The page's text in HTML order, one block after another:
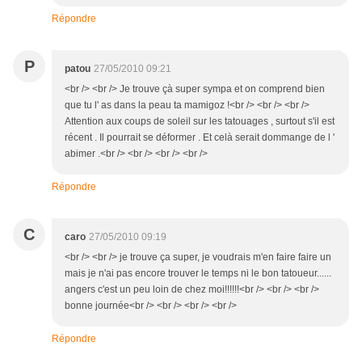
Répondre
P patou 27/05/2010 09:21
<br /> <br /> Je trouve çà super sympa et on comprend bien
que tu l' as dans la peau ta mamigoz !<br /> <br /> <br />
Attention aux coups de soleil sur les tatouages , surtout s'il est
récent . Il pourrait se déformer . Et celà serait dommange de l '
abimer .<br /> <br /> <br /> <br />
Répondre
C caro 27/05/2010 09:19
<br /> <br /> je trouve ça super, je voudrais m'en faire faire un
mais je n'ai pas encore trouver le temps ni le bon tatoueur......
angers c'est un peu loin de chez moi!!!!!!<br /> <br /> <br />
bonne journée<br /> <br /> <br /> <br />
Répondre